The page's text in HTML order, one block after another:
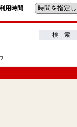
用時間
検 索